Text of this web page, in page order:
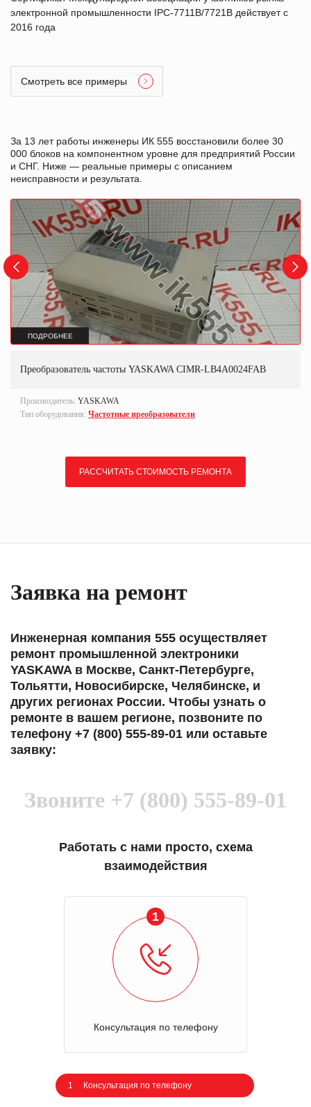
электронной промышленности IPC-7711B/7721B действует с
2016 года
Смотреть все примеры
За 13 лет работы инженеры ИК 555 восстановили более 30
000 блоков на компонентном уровне для предприятий России
и СНГ. Ниже — реальные примеры с описанием
неисправности и результата.
ПОДРОБНЕЕ
Преобразователь частоты YASKAWA CIMR-LB4A0024FAB
Производитель: YASKAWA
Тип оборудования: Частотные преобразователи
РАССЧИТАТЬ СТОИМОСТЬ РЕМОНТА
Заявка на ремонт
Инженерная компания 555 осуществляет
ремонт промышленной электроники
YASKAWA в Москве, Санкт-Петербурге,
Тольятти, Новосибирске, Челябинске, и
других регионах России. Чтобы узнать о
ремонте в вашем регионе, позвоните по
телефону +7 (800) 555-89-01 или оставьте
заявку:
Звоните +7 (800) 555-89-01
Работать с нами просто, схема
взаимодействия
1
Консультация по телефону
1 Консультация по телефону